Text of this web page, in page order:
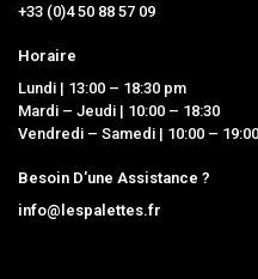
+33 (0)4 50 88 57 09
Horaire
Lundi | 13:00 – 18:30 pm
Mardi – Jeudi | 10:00 – 18:30
Vendredi – Samedi | 10:00 – 19:00
Besoin D'une Assistance ?
info@lespalettes.fr